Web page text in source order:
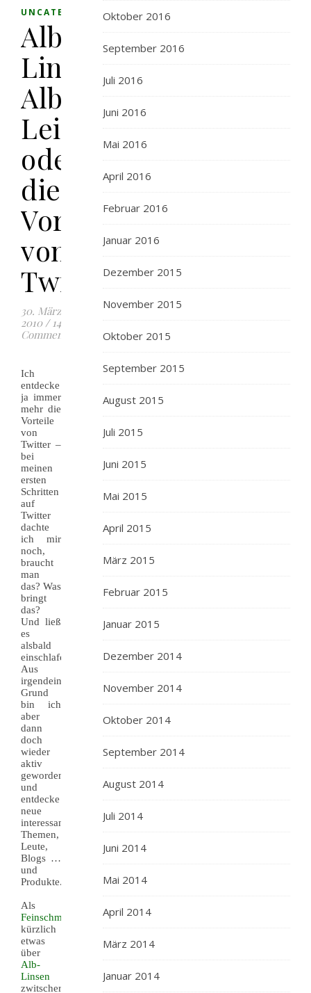
UNCATEGORIZED
Alb-
Linsen,
Alb-
Leisa
oder
die
Vorteile
von
Twitter
30. März
2010 / 14
Comments
Ich
entdecke
ja immer
mehr die
Vorteile
von
Twitter –
bei
meinen
ersten
Schritten
auf
Twitter
dachte
ich mir
noch,
braucht
man
das? Was
bringt
das?
Und ließ
es
alsbald
einschlafen.
Aus
irgendeinem
Grund
bin ich
aber
dann
doch
wieder
aktiv
geworden
und
entdecke
neue
interessante
Themen,
Leute,
Blogs …
und
Produkte.
Als
Feinschmeckerle
kürzlich
etwas
über
Alb-
Linsen
zwitscherte,
Oktober 2016
September 2016
Juli 2016
Juni 2016
Mai 2016
April 2016
Februar 2016
Januar 2016
Dezember 2015
November 2015
Oktober 2015
September 2015
August 2015
Juli 2015
Juni 2015
Mai 2015
April 2015
März 2015
Februar 2015
Januar 2015
Dezember 2014
November 2014
Oktober 2014
September 2014
August 2014
Juli 2014
Juni 2014
Mai 2014
April 2014
März 2014
Januar 2014